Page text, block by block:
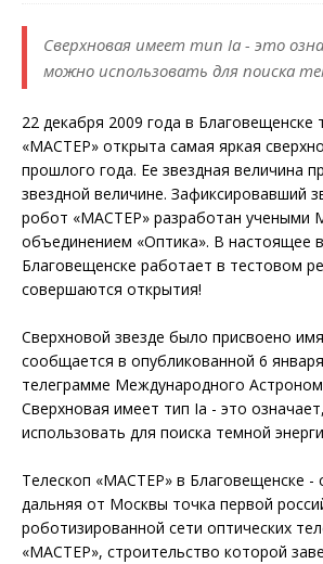
Сверхновая имеет тип Ia - это
можно использовать для поиска
22 декабря 2009 года в Благовещенске
«МАСТЕР» открыта самая яркая
прошлого года. Ее звездная величина
звездной величине. Зафиксировавший
робот «МАСТЕР» разработан учеными
объединением «Оптика». В настоящее
Благовещенске работает в тестовом
совершаются открытия!
Сверхновой звезде было присвоено
сообщается в опубликованной 6
телеграмме Международного
Сверхновая имеет тип Ia - это
использовать для поиска темной
Телескоп «МАСТЕР» в Благовещенске -
дальняя от Москвы точка первой
роботизированной сети оптических
«МАСТЕР», строительство которой